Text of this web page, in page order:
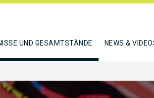
UND GESAMTSTÄNDE NEWS &